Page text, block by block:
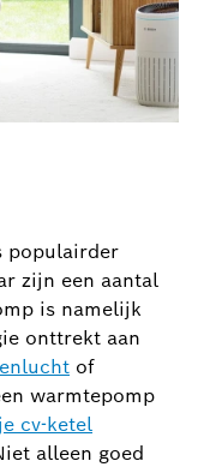
populairder
zijn een aantal
is namelijk
onttrekt aan
of
warmtepomp
cv-ketel
alleen goed